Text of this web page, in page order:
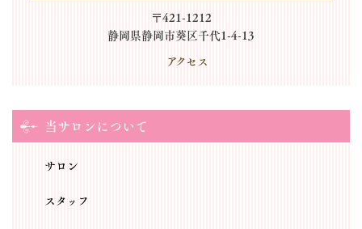
〒421-1212
静岡県静岡市葵区千代1-4-13
アクセス
当サロンについて
サロン
スタッフ